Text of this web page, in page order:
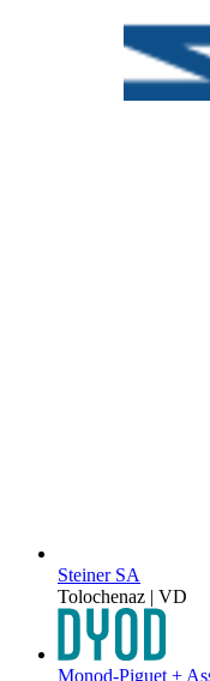
Steiner SA
Tolochenaz | VD
Monod-Piguet +